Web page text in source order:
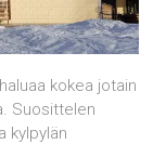
kokea jotain
Suosittelen
kylpylän